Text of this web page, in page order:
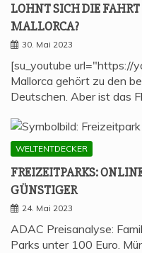
LOHNT SICH DIE
MALLORCA?
30. Mai 2023
[su_youtube url="https://
Mallorca gehört zu den
Deutschen. Aber ist das
WELTENTDECKER
FREI­ZEIT­PARKS:
GÜNSTIGER
24. Mai 2023
ADAC Preisanalyse:
Parks unter 100 Euro.